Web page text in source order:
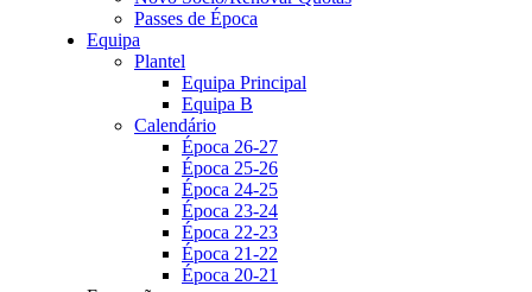
Passes de Época
Equipa
Plantel
Equipa Principal
Equipa B
Calendário
Época 26-27
Época 25-26
Época 24-25
Época 23-24
Época 22-23
Época 21-22
Época 20-21